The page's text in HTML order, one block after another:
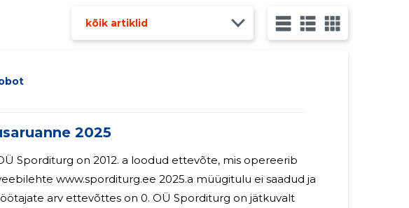
kõik artiklid
2025
Sporditurg on 2012. a loodud ettevõte, mis opereerib
www.sporditurg.ee 2025.a müügitulu ei saadud ja
arv ettevõttes on 0. OÜ Sporditurg on jätkuvalt